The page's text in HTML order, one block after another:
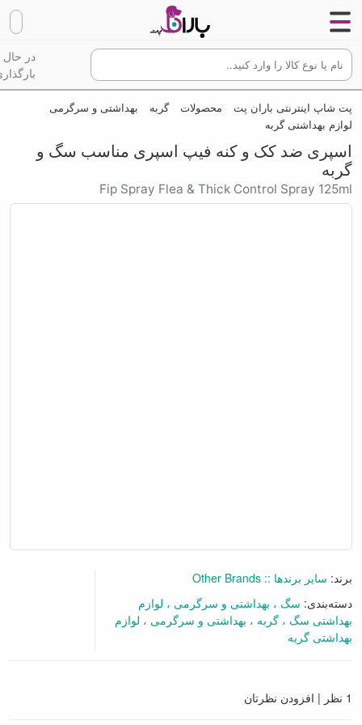
در حال
پت شاپ اینترنتی باران پت محصولات گربه
بهداشتی و سرگرمی
لوازم بهداشتی گربه
اسپری ضد کک و کنه فیپ اسپری مناسب سگ و
گربه
Fip Spray Flea & Thick Control Spray 125ml
برند: سایر برندها :: Other Brands
دسته‌بندی: سگ بهداشتی و سرگرمی
لوازم
بهداشتی سگ
گربه بهداشتی و سرگرمی
لوازم
بهداشتی گربه
1 نظر | افزودن نظرتان